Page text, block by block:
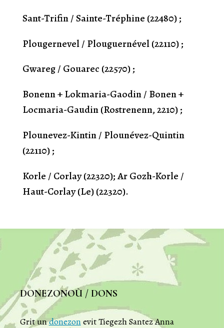
Sant-Trifin / Sainte-Tréphine (22480) ;
Plougernevel / Plouguernével (22110) ;
Gwareg / Gouarec (22570) ;
Bonenn + Lokmaria-Gaodin / Bonen +
Locmaria-Gaudin (Rostrenenn, 2210) ;
Plounevez-Kintin / Plounévez-Quintin
(22110) ;
Korle / Corlay (22320); Ar Gozh-Korle /
Haut-Corlay (Le) (22320).
DONEZONOÙ / DONS
Grit undonezonevit Tiegezh Santez Anna